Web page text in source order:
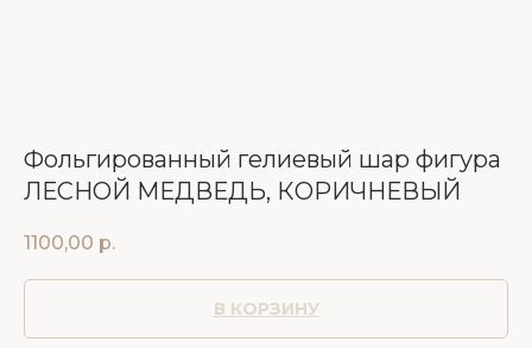
Фольгированный гелиевый шар фигура
ЛЕСНОЙ МЕДВЕДЬ, КОРИЧНЕВЫЙ
1100,00 р.
В КОРЗИНУ